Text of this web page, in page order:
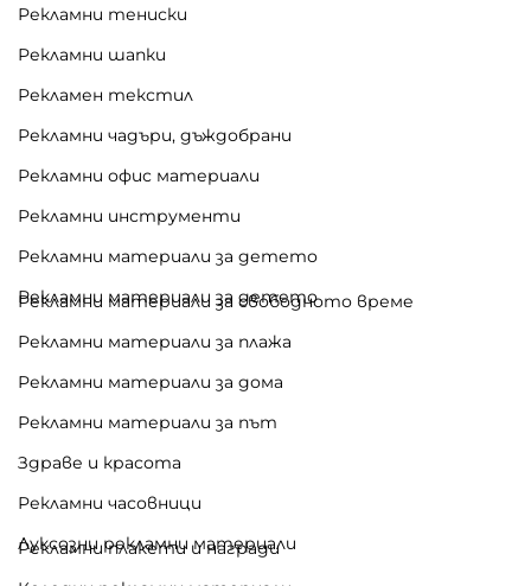
Рекламни тениски
Рекламни шапки
Рекламен текстил
Рекламни чадъри, дъждобрани
Рекламни офис материали
Рекламни инструменти
Рекламни материали за детето
Рекламни материали за детето
Рекламни материали за свободното време
Рекламни материали за плажа
Рекламни материали за дома
Рекламни материали за път
Здраве и красота
Рекламни часовници
Луксозни рекламни материали
Рекламни плакети и награди